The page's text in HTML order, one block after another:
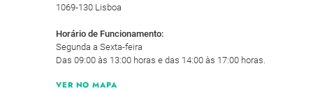
1069-130 Lisboa
Horário de Funcionamento:
Segunda a Sexta-feira
Das 09:00 às 13:00 horas e das 14:00 às 17:00 horas.
VER NO MAPA